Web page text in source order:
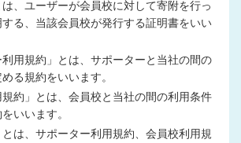
は、ユーザーが会員校に対して寄附を行っ
る、当該会員校が発行する証明書をいい
利用規約」とは、サポーターと当社の間の
る規約をいいます。
規約」とは、会員校と当社の間の利用条件
いいます。
とは、サポーター利用規約、会員校利用規